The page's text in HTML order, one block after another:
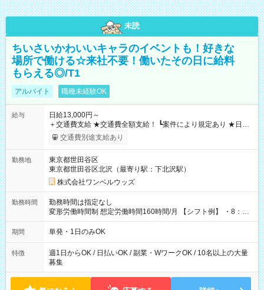
未読
ちいさいかわいいキャラのイベントも！好きな
場所で働ける☆来社不要！働いたその日に給料
もらえる◎/T1
アルバイト 職種未経験OK
給与
日給13,000円～
＋交通費支給 ★交通費全額支給！ ┗案件により規定あり ★日払
いOK！（規定あり） ┗働いたその日に現金GET♪ お仕事後はコ
ンビニATMから 日払い分を引き落とせます！ 【試用期間】試
交通費別途支給あり
勤務地
東京都世田谷区
東京都世田谷区北沢（最寄り駅：下北沢駅）
株式会社ワンベルウッズ
勤務時間
勤務時間は指定なし
変形労働時間制 想定労働時間160時間/月 【シフト例】 ・8：00
～21：00
期間 単発・1日のみOK
特徴
週1日からOK / 日払いOK / 副業・WワークOK / 10名以上の大量
募集